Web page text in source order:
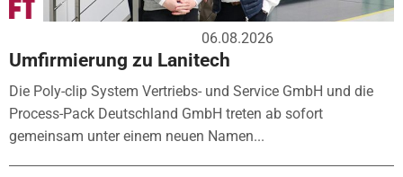
06.08.2026
Umfirmierung zu Lanitech
Die Poly-clip System Vertriebs- und Service GmbH und die
Process-Pack Deutschland GmbH treten ab sofort
gemeinsam unter einem neuen Namen...